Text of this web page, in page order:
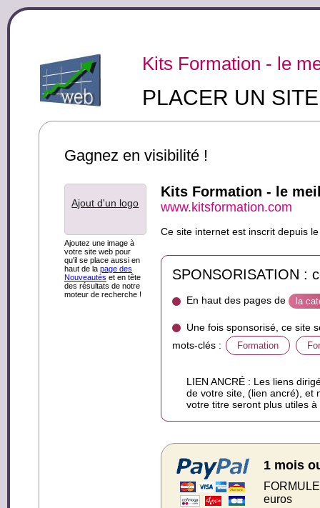
Kits Formation - le
PLACER UN
Gagnez en visibilité !
Ajout d'un logo
Ajoutez une image à
votre site web pour
qu'il se place aussi en
haut de la page des
Nouveautés et en tête
des résultats de notre
moteur de recherche !
Kits Formation - le
www.kitsformation.com
Ce site internet est inscrit depuis
SPONSORISATION :
En haut des pages de la
Une fois sponsorisé, ce site
mots-clés :
Formation
LIEN ANCRÉ : Les liens
de votre site, (lien ancré), et
votre titre seront plus utiles
1 mois
euros